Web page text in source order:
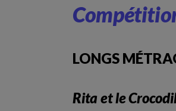
LONGS
Rita et le